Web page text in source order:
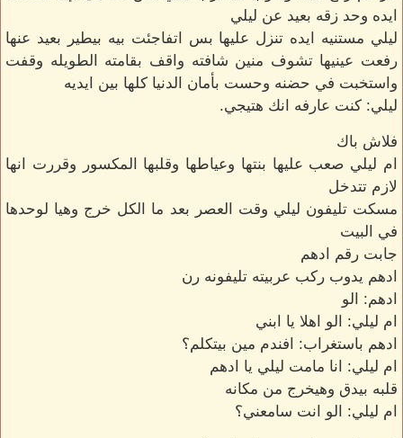
ايده وحد زقه بعيد عن ليلي
ليلي مستنيه ايده تنزل عليها بس اتفاجئت بيه بيطير بعيد عنها
رفعت عينيها تشوف منين شافته واقف بقامته الطويله وقفت
واستخبت في حضنه وحست بأمان الدنيا كلها بين ايديه
ليلي: كنت عارفه انك هتيجي.
فلاش باك
ام ليلي صعب عليها بنتها وعياطها وقلبها المكسور وقررت انها
لازم تتدخل
مسكت تليفون ليلي وقت العصر بعد ما الكل خرج وهيا لوحدها
في البيت
جابت رقم ادهم
ادهم يدوب ركب عربيته تليفونه رن
ادهم: الو
ام ليلي: الو اهلا يا ابني
ادهم باستغراب: افندم مين بيتكلم؟
ام ليلي: انا مامت ليلي يا ادهم
قلبه بيدق وهيخرج من مكانه
ام ليلي: الو انت سامعني؟